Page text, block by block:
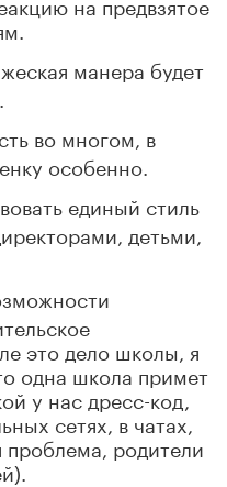
манера будет
во многом, в
особенно.
единый стиль
детьми,
это дело школы, я
одна школа примет
у нас дресс-код,
сетях, в чатах,
проблема, родители